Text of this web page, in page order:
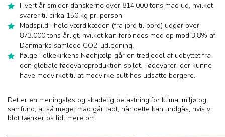
Hvert år smider danskerne over 814.000 tons mad ud, hvilket
svarer til cirka 150 kg pr. person.
Madspild i hele værdikæden (fra jord til bord) udgør over
873.000 tons årligt, hvilket kan forbindes med op mod 3,8% af
Danmarks samlede CO2-udledning.
Ifølge Folkekirkens Nødhjælp går en tredjedel af udbyttet fra
den globale fødevareproduktion spildt. Fødevarer, der kunne
have medvirket til at modvirke sult hos udsatte borgere.
Det er en meningsløs og skadelig belastning for klima, miljø og
samfund, at så meget mad går tabt, når dette kan undgås, hvis vi
blot tænker os lidt mere om.